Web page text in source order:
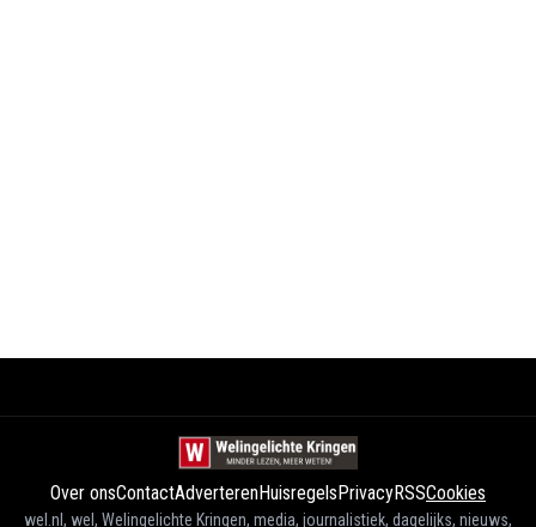
Over onsContactAdverterenHuisregelsPrivacyRSSCookies
wel.nl, wel, Welingelichte Kringen, media, journalistiek, dagelijks, nieuws,